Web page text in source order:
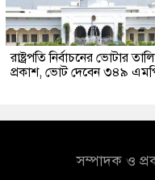
রাষ্ট্রপতি নির্বাচনের ভোটার
প্রকাশ, ভোট দেবেন ৩৪৯
সম্পাদক ও